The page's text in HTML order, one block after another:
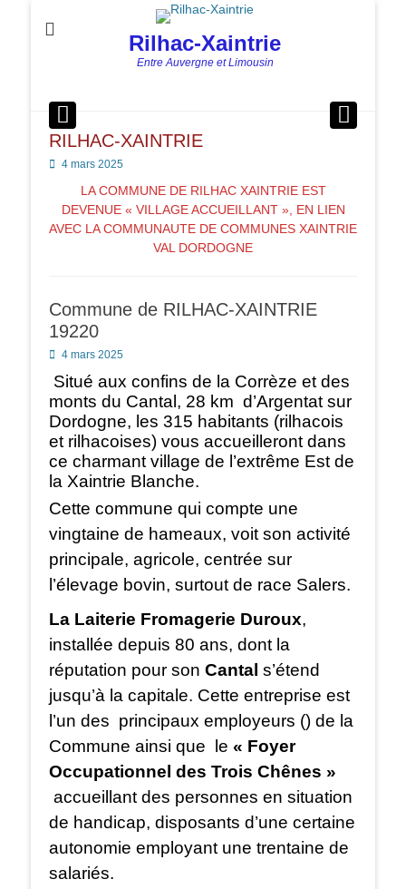
Rilhac-Xaintrie
Entre Auvergne et Limousin
RILHAC-XAINTRIE
Posted
4 mars 2025
LA COMMUNE DE RILHAC XAINTRIE EST
DEVENUE « VILLAGE ACCUEILLANT », EN LIEN
AVEC LA COMMUNAUTE DE COMMUNES XAINTRIE
VAL DORDOGNE
Commune de RILHAC-XAINTRIE
19220
Posted
4 mars 2025
Situé aux confins de la Corrèze et des
monts du Cantal, 28 km d’Argentat sur
Dordogne, les 315 habitants (rilhacois
et rilhacoises) vous accueilleront dans
ce charmant village de l’extrême Est de
la Xaintrie Blanche.
Cette commune qui compte une
vingtaine de hameaux, voit son activité
principale, agricole, centrée sur
l’élevage bovin, surtout de race Salers.
La Laiterie Fromagerie Duroux,
installée depuis 80 ans, dont la
réputation pour son Cantal s’étend
jusqu’à la capitale. Cette entreprise est
l’un des principaux employeurs () de la
Commune ainsi que le « Foyer
Occupationnel des Trois Chênes »
accueillant des personnes en situation
de handicap, disposants d’une certaine
autonomie employant une trentaine de
salariés.